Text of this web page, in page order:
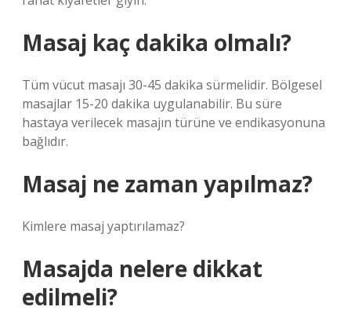
Masaj kaç dakika olmalı?
Tüm vücut masajı 30-45 dakika sürmelidir. Bölgesel
masajlar 15-20 dakika uygulanabilir. Bu süre
hastaya verilecek masajın türüne ve endikasyonuna
bağlıdır.
Masaj ne zaman yapılmaz?
Kimlere masaj yaptırılamaz?
Masajda nelere dikkat
edilmeli?